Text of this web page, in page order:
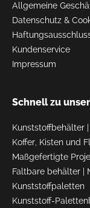
Allgemeine
Datenschutz &
Kundenservice
Impressum
Schnell zu
Kunststoffbehälter
Koffer, Kisten und
Maßgefertigte
Faltbare behälter
Kunststoffpaletten
Kunststoff-